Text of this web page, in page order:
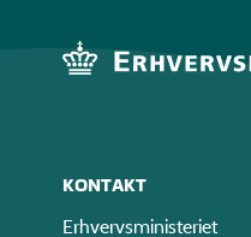
KONTAKT
Erhvervsministeriet